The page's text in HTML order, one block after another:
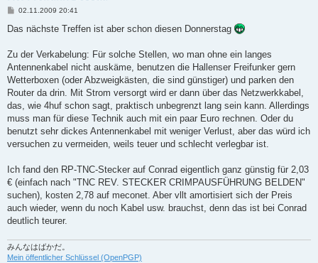
B
i
a
02.11.2009 20:41
Das nächste Treffen ist aber schon diesen Donnerstag
Zu der Verkabelung: Für solche Stellen, wo man ohne ein langes
Antennenkabel nicht auskäme, benutzen die Hallenser Freifunker gern
Wetterboxen (oder Abzweigkästen, die sind günstiger) und parken den
Router da drin. Mit Strom versorgt wird er dann über das Netzwerkkabel,
das, wie 4huf schon sagt, praktisch unbegrenzt lang sein kann. Allerdings
muss man für diese Technik auch mit ein paar Euro rechnen. Oder du
benutzt sehr dickes Antennenkabel mit weniger Verlust, aber das würd ich
versuchen zu vermeiden, weils teuer und schlecht verlegbar ist.
Ich fand den RP-TNC-Stecker auf Conrad eigentlich ganz günstig für 2,03
€ (einfach nach "TNC REV. STECKER CRIMPAUSFÜHRUNG BELDEN"
suchen), kosten 2,78 auf meconet. Aber vllt amortisiert sich der Preis
auch wieder, wenn du noch Kabel usw. brauchst, denn das ist bei Conrad
deutlich teurer.
みんなはばかだ。
Mein öffentlicher Schlüssel (OpenPGP)